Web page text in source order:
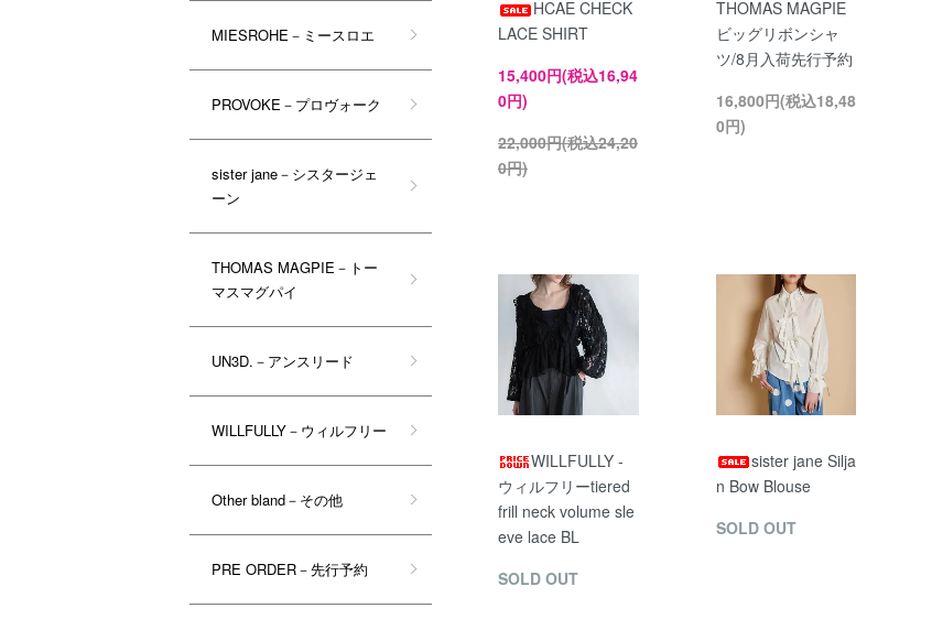
HCAE CHECK
LACE SHIRT
15,400円(税込16,94
0円)
22,000円(税込24,20
0円)
THOMAS MAGPIE
ビッグリボンシャ
ツ/8月入荷先行予約
16,800円(税込18,48
0円)
WILLFULLY -
ウィルフリーtiered
frill neck volume sle
eve lace BL
SOLD OUT
sister jane Silja
n Bow Blouse
SOLD OUT
MIESROHE－ミースロエ
PROVOKE－プロヴォーク
sister jane－シスタージェ
ーン
THOMAS MAGPIE－トー
マスマグパイ
UN3D.－アンスリード
WILLFULLY－ウィルフリー
Other bland－その他
PRE ORDER－先行予約